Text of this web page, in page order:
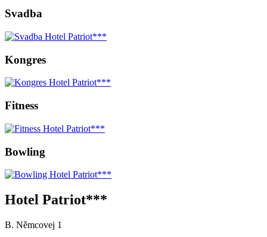
Svadba
Kongres
Fitness
Bowling
Hotel Patriot***
B. Němcovej 1